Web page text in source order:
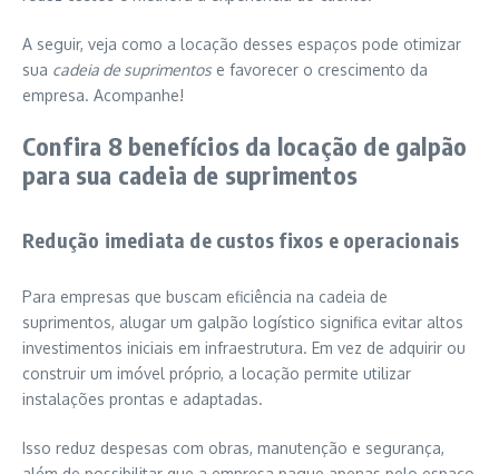
A seguir, veja como a locação desses espaços pode otimizar
sua cadeia de suprimentos e favorecer o crescimento da
empresa. Acompanhe!
Confira 8 benefícios da locação de galpão
para sua cadeia de suprimentos
Redução imediata de custos fixos e operacionais
Para empresas que buscam eficiência na cadeia de
suprimentos, alugar um galpão logístico significa evitar altos
investimentos iniciais em infraestrutura. Em vez de adquirir ou
construir um imóvel próprio, a locação permite utilizar
instalações prontas e adaptadas.
Isso reduz despesas com obras, manutenção e segurança,